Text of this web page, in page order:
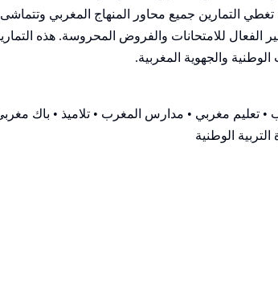
جميع محاور المنهاج المغربي وتتماشى
للامتحانات والفروض المحروسة. هذه
والجهوية المغربية.
تعليم مغربي • مدارس المغرب • تلاميذ • باك
الوطنية